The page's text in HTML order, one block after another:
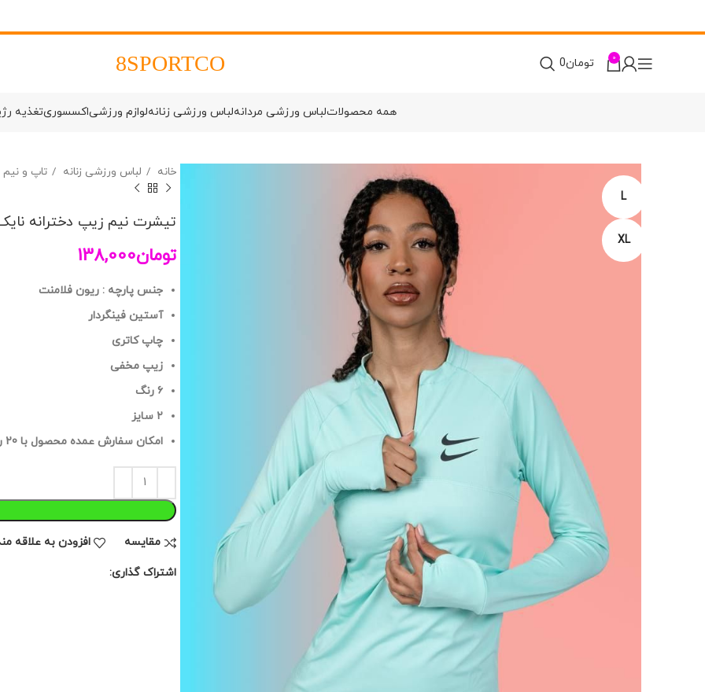
0 تومان0
8SPORTCO
همه محصولاتلباس ورزشی مردانهلباس ورزشی زنانهلوازم ورزشیاکسسوریتغذیه
L
XL
خانه لباس ورزشی زنانه تاپ و
تیشرت نیم زیپ دخترانه نایک
تومان138,000
جنس پارچه : ریون فلامنت
آستین فینگردار
چاپ کاتری
زیپ مخفی
۶ رنگ
۲ سایز
امکان سفارش عمده محصول با 20 رنگ متفاوت ، چاپ و سایز دلخواه
مقايسه افزودن به علاقه
اشتراک گذاری: